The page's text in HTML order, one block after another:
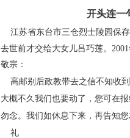
开头连一
江苏省东台市三仓烈士陵园保
去世前才交给大女儿吕巧莲。2001
敬宗：
高邮别后政教带去之信不知收
大概不久我们也要动了，您可在报
勿念。我们如休息下来，再告知您
礼